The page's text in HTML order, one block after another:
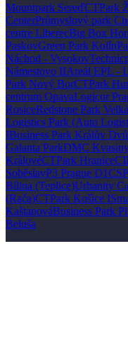
Mountpark SereďCTPark
CenterPrůmyslový park
centre LiberecBig Box
PaskovGreen Park Kolín
Náchod - Vysokov
Námestovo IIAreál EPL -
Park Nový BorCTPark
centrum OpavaLogicor
RosiceRedstone Park
Logistics Park (Auto
IBusiness Park Králův
Galanta ParkDMC
KrálovéCTPark Hranice
SoběslavP3 Prague D1
Bílina (Teplice)Urbanity
(Rača)CTPark Košice I
KaštanováBusiness Park
Beluša